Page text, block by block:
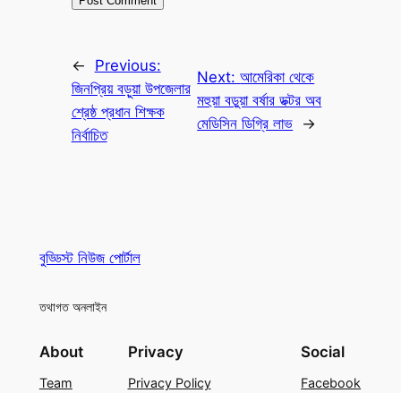
←
Previous:
জিনপ্রিয় বড়ুয়া উপজেলার
শ্রেষ্ঠ প্রধান শিক্ষক
নির্বাচিত
Next:আমেরিকা থেকে
মহুয়া বড়ুয়া বর্ষার ডক্টর অব
মেডিসিন ডিগ্রি লাভ →
বুড্ডিস্ট নিউজ পোর্টাল
তথাগত অনলাইন
About
Team
Privacy
Privacy Policy
Social
Facebook